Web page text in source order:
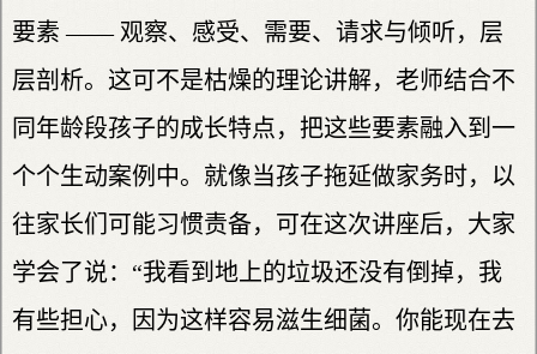
要素 —— 观察、感受、需要、请求与倾听，层
层剖析。这可不是枯燥的理论讲解，老师结合不
同年龄段孩子的成长特点，把这些要素融入到一
个个生动案例中。就像当孩子拖延做家务时，以
往家长们可能习惯责备，可在这次讲座后，大家
学会了说：“我看到地上的垃圾还没有倒掉，我
有些担心，因为这样容易滋生细菌。你能现在去